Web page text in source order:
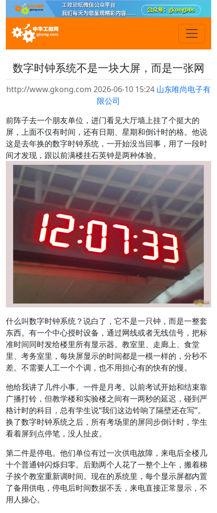
数字时钟系统不是一块大屏，而是一张网
http://www.gkong.com 2026-06-10 15:24 山东唯尚电子有
限公司
前阵子去一个朋友单位，进门看见大厅墙上挂了个挺大的
屏，上面不仅有时间，还有日期、星期和倒计时的格。他说
这是去年换的数字时钟系统，一开始没当回事，用了一段时
间才发现，跟以前满楼挂石英钟是两种体验。
什么叫数字时钟系统？说白了，它不是一只钟，而是一整套
东西。有一个中心授时设备，通过网线或者无线信号，把标
准时间同时发给楼里所有显示器。教室里、走廊上、食堂
里、考务室里，每块屏显示的时间都是一模一样的，分秒不
差。不需要人工一个个调，也不用担心有的快有的慢。
他给我讲了几件小事。一件是月考。以前考试开始和结束靠
广播打铃，但教学楼和实验楼之间有一两秒的延迟，碰到严
格计时的科目，总有学生说“我们这边铃响了隔壁还在写”。
换了数字时钟系统之后，所有考场里的屏同步倒计时，学生
看着屏到点停笔，没人扯皮。
第二件是停电。他们单位有过一次供电故障，来电后全楼几
十个普通钟闪烁归零。后勤两个人花了一整个上午，搬着梯
子挨个教室重新调时间。现在的系统里，每个显示屏都内置
了备用供电，停电后时间数据不丢，来电直接正常显示，不
用人操心。